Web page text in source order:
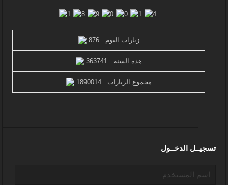
زيارات اليوم : 876
هذه السنة : 363741
مجموع الزيارات : 1890014
تسجيــل الدخــول